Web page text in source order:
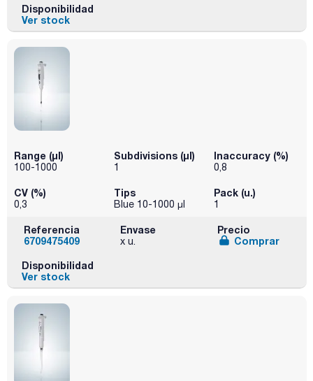
Disponibilidad
Ver stock
Range (µl)
100-1000
Subdivisions (µl)
1
Inaccuracy (%)
0,8
CV (%)
0,3
Tips
Blue 10-1000 µl
Pack (u.)
1
Referencia
6709475409
Envase
x u.
Precio
Comprar
Disponibilidad
Ver stock